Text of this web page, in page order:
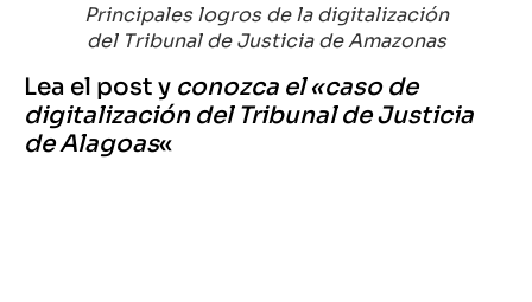
Principales logros de la digitalización
del Tribunal de Justicia de Amazonas
Lea el post y conozca el «caso de
digitalización del Tribunal de Justicia
de Alagoas«